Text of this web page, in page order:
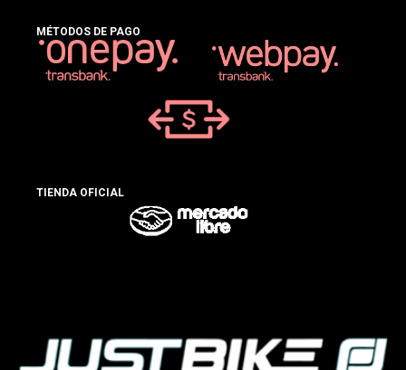
MÉTODOS DE PAGO
TIENDA OFICIAL